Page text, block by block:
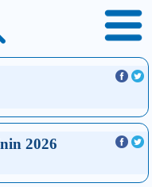
2026